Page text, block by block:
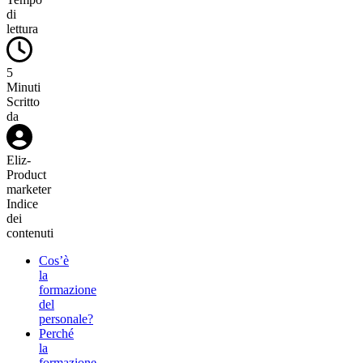
di
lettura
5
Minuti
Scritto
da
Eliz-
Product
marketer
Indice
dei
contenuti
Cos’è
la
formazione
del
personale?
Perché
la